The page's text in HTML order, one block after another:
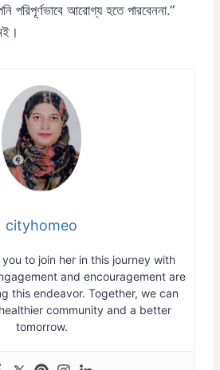
পরিপূর্ণভাবে আরোগ্য হতে পারবেননা.”
cityhomeo
to join her in this journey with
and encouragement are
this endeavor. Together, we can
community and a better
tomorrow.